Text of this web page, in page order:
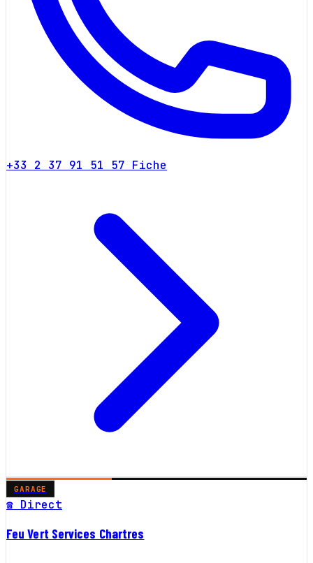
+33 2 37 91 51 57 Fiche
GARAGE
☎ Direct
Feu Vert Services Chartres